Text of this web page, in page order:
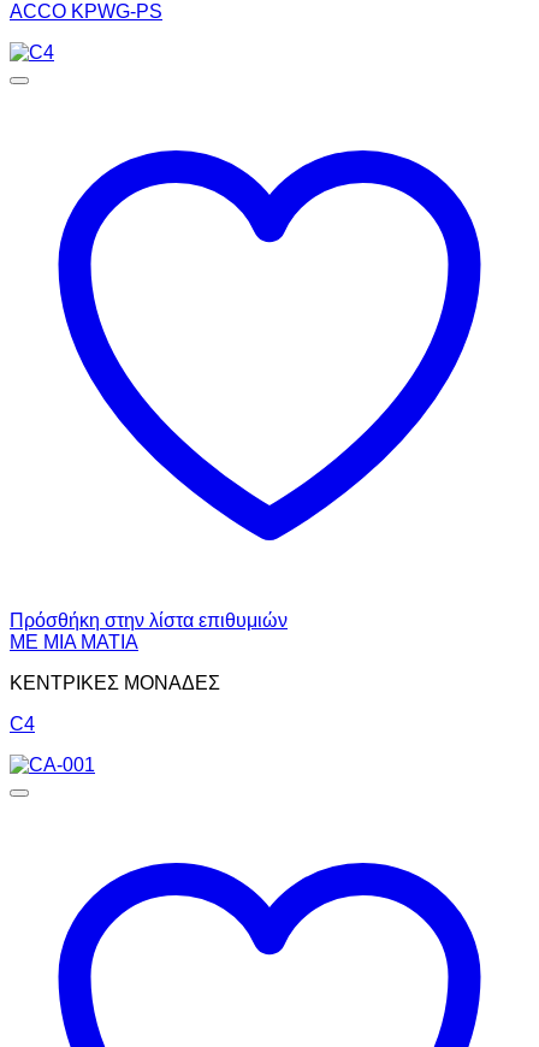
ACCO KPWG-PS
Πρόσθήκη στην λίστα επιθυμιών
ΜΕ ΜΙΑ ΜΑΤΙΑ
ΚΕΝΤΡΙΚΕΣ ΜΟΝΑΔΕΣ
C4